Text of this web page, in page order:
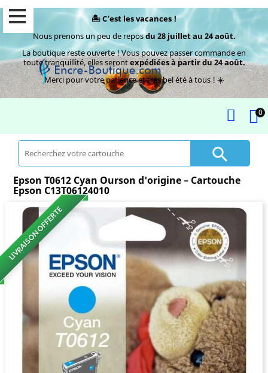
🏝️ C’est les vacances !
Nous prenons un peu de reposdu 28 juillet au 24 août.
La boutique reste ouverte ! Vous pouvez passer commande en
toute tranquillité, elles serontexpédiées à partir du 24 août.
Merci pour votre patience et très bel été à tous ! ☀️
0

Epson T0612 Cyan Ourson d'origine – Cartouche
Epson C13T06124010
LIVRAISON OFFERTE